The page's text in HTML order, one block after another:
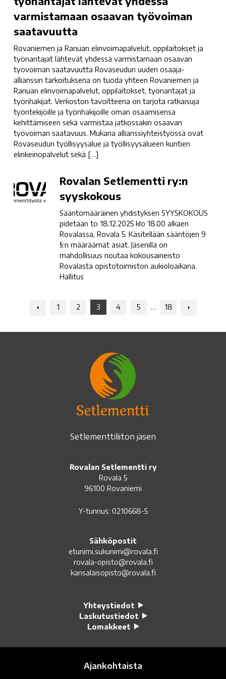
elinvoimapalvelut,
oppilaitokset
ja
lähtevät
yhdessä
varmistamaan
osaavan
työvoiman
saatavuutta
varmistamaan osaavan työvoiman
saatavuutta
Rovaniemen ja Ranuan elinvoimapalvelut, oppilaitokset ja
työnantajat lähtevät yhdessä varmistamaan osaavan
työvoiman saatavuutta Rovaseudun uuden osaaja-
allianssin tarkoituksena on tuoda yhteen Rovaniemen ja
Ranuan elinvoimapalvelut, oppilaitokset, työnantajat ja
työnhakijat. Verkoston tavoitteena on tarjota ratkaisuja
työntekijöille ja työnhakijoille oman osaamisensa
kehittämiseen sekä varmistaa jatkossakin osaavan
työvoiman saatavuus. Mukana allianssiyhteistyössä ovat
Rovaseudun työllisyysalue ja työllisyysalueen kuntien
elinkeinopalvelut sekä […]
Setlementti
ry:n
Rovalan Setlementti ry:n
syyskokous
Sääntömääräinen yhdistyksen SYYSKOKOUS
pidetään to 18.12.2025 klo 18.00 alkaen
Rovalassa, Rovala 5. Käsitellään sääntöjen 9
§:n määräämät asiat. Jäsenillä on
mahdollisuus noutaa kokousaineisto
Rovalasta opistotoimiston aukioloaikana.
Hallitus
Navigation:
1 2 3 4 5 … 18
Setlementtiliiton jäsen
Rovalan Setlementti ry
Rovala 5
96100 Rovaniemi
Y-tunnus: 0210668-5
Sähköpostit
etunimi.sukunimi@rovala.fi
rovala-opisto@rovala.fi
kansalaisopisto@rovala.fi
Yhteystiedot
Laskutustiedot
Lomakkeet
Ajankohtaista